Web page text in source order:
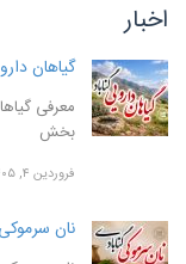
اخبار
گیاهان
معرفی
بخش
فروردین ۴, ۱۴۰۵
نان